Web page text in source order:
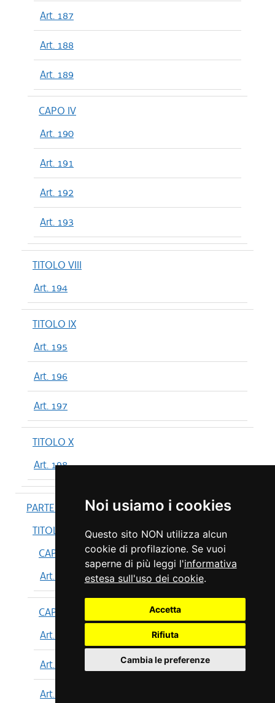
Noi usiamo i cookies
Questo sito NON utilizza alcun
cookie di profilazione. Se vuoi
saperne di più leggi l'informativa
estesa sull'uso dei cookie.
Accetta
Rifiuta
Cambia le preferenze
Art. 187
Art. 188
Art. 189
CAPO IV
Art. 190
Art. 191
Art. 192
Art. 193
TITOLO VIII
Art. 194
TITOLO IX
Art. 195
Art. 196
Art. 197
TITOLO X
Art. 198
PARTE IV
TITOLO I
CAPO I
Art. 199
CAPO II
Art. 200
Art. 201
Art. 202